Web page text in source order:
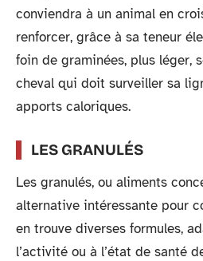
conviendra à un animal en
renforcer, grâce à sa teneur
foin de graminées, plus léger,
cheval qui doit surveiller sa
apports caloriques.
LES GRANULÉS
Les granulés, ou aliments
alternative intéressante pour
en trouve diverses formules,
l’activité ou à l’état de santé